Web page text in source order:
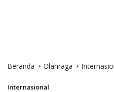
Beranda Olahraga
Internasional